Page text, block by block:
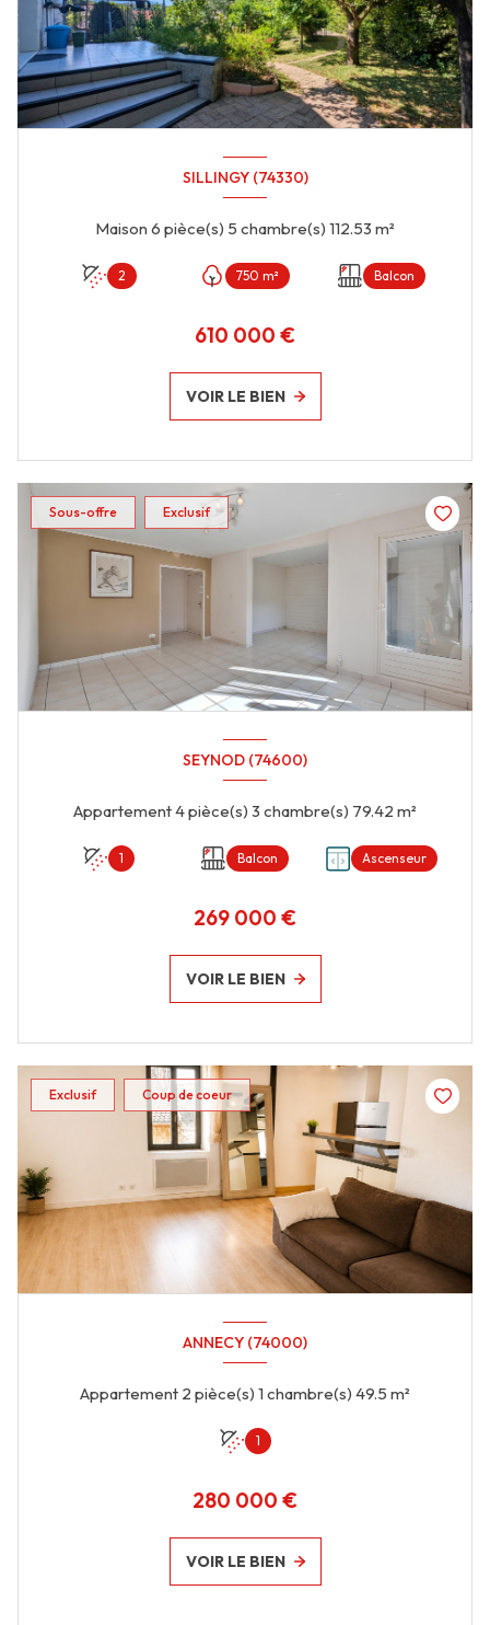
SILLINGY (74330)
Maison 6 pièce(s) 5 chambre(s) 112.53 m²
2 750 m² Balcon
610 000 €
VOIR LE BIEN
Sous-offre Exclusif
SEYNOD (74600)
Appartement 4 pièce(s) 3 chambre(s) 79.42 m²
1 Balcon Ascenseur
269 000 €
VOIR LE BIEN
Exclusif Coup de coeur
ANNECY (74000)
Appartement 2 pièce(s) 1 chambre(s) 49.5 m²
1
280 000 €
VOIR LE BIEN